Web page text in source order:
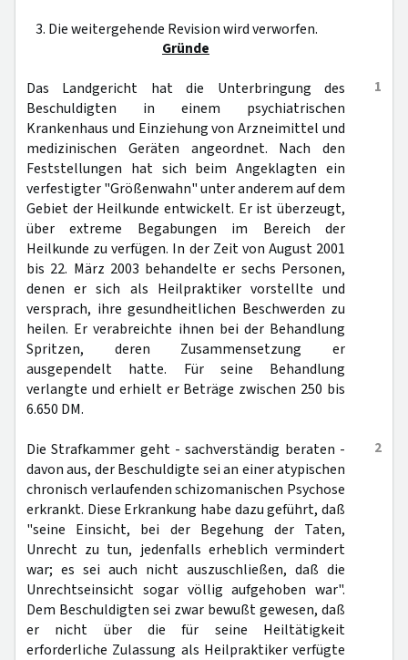
3. Die weitergehende Revision wird verworfen.
Gründe
1
Das Landgericht hat die Unterbringung des
Beschuldigten in einem psychiatrischen
Krankenhaus und Einziehung von Arzneimittel und
medizinischen Geräten angeordnet. Nach den
Feststellungen hat sich beim Angeklagten ein
verfestigter "Größenwahn" unter anderem auf dem
Gebiet der Heilkunde entwickelt. Er ist überzeugt,
über extreme Begabungen im Bereich der
Heilkunde zu verfügen. In der Zeit von August 2001
bis 22. März 2003 behandelte er sechs Personen,
denen er sich als Heilpraktiker vorstellte und
versprach, ihre gesundheitlichen Beschwerden zu
heilen. Er verabreichte ihnen bei der Behandlung
Spritzen, deren Zusammensetzung er
ausgependelt hatte. Für seine Behandlung
verlangte und erhielt er Beträge zwischen 250 bis
6.650 DM.
2
Die Strafkammer geht - sachverständig beraten -
davon aus, der Beschuldigte sei an einer atypischen
chronisch verlaufenden schizomanischen Psychose
erkrankt. Diese Erkrankung habe dazu geführt, daß
"seine Einsicht, bei der Begehung der Taten,
Unrecht zu tun, jedenfalls erheblich vermindert
war; es sei auch nicht auszuschließen, daß die
Unrechtseinsicht sogar völlig aufgehoben war".
Dem Beschuldigten sei zwar bewußt gewesen, daß
er nicht über die für seine Heiltätigkeit
erforderliche Zulassung als Heilpraktiker verfügte